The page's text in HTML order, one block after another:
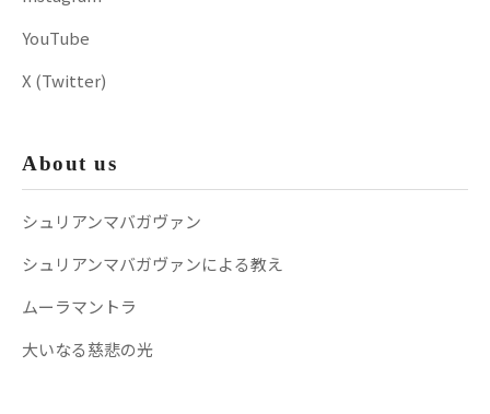
YouTube
X (Twitter)
About us
シュリアンマバガヴァン
シュリアンマバガヴァンによる教え
ムーラマントラ
大いなる慈悲の光